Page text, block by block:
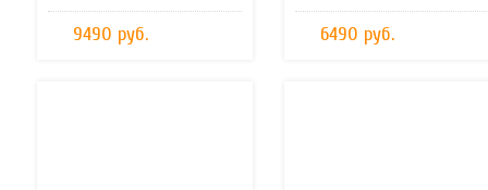
9490 руб. 6490 руб.